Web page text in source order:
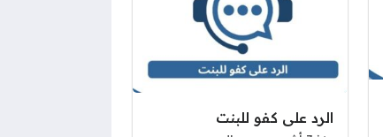
الرد على كفو للبنت